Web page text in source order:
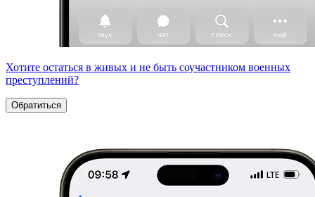
Хотите остаться в живых и не быть соучастником военных
преступлений?
Обратиться